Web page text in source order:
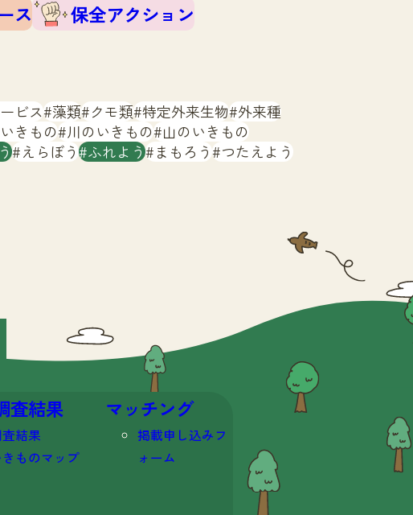
ス
保全アクション
ビス 藻類 クモ類 特定外来生物 外来種
きもの 川のいきもの 山のいきもの
えらぼう ふれよう まもろう つたえよう
査結果
結果
きものマップ
マッチング
掲載申し込みフ
ォーム